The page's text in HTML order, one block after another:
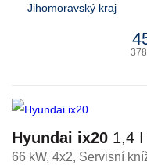
Jihomoravský kraj
Hyundai ix20 1,4 I
66 kW, 4x2, Servisní